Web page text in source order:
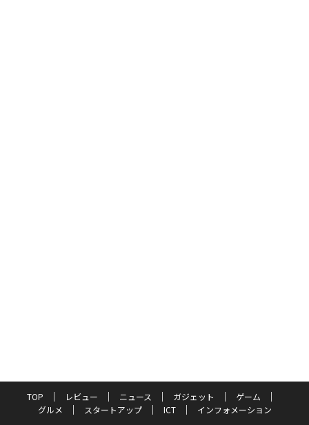
TOP レビュー ニュース ガジェット
ゲーム
グルメ
スタートアップ ICT
インフォメーション